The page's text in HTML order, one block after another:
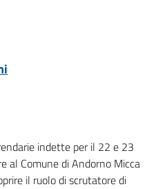
indette per il 22 e 23
al Comune di Andorno Micca
il ruolo di scrutatore di